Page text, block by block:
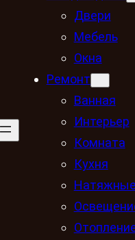
Двери
Мебель
Окна
Ремонт
Ванная
Интерьер
Комната
Кухня